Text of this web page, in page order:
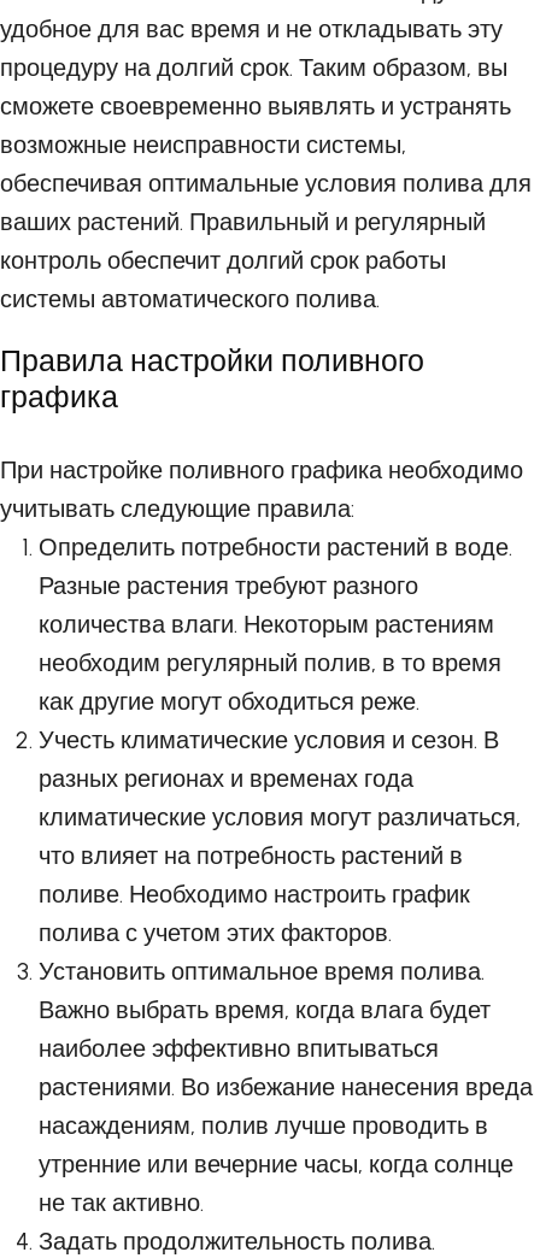
удобное для вас время и не откладывать эту
процедуру на долгий срок. Таким образом, вы
сможете своевременно выявлять и устранять
возможные неисправности системы,
обеспечивая оптимальные условия полива для
ваших растений. Правильный и регулярный
контроль обеспечит долгий срок работы
системы автоматического полива.
Правила настройки поливного
графика
При настройке поливного графика необходимо
учитывать следующие правила:
Определить потребности растений в воде.
Разные растения требуют разного
количества влаги. Некоторым растениям
необходим регулярный полив, в то время
как другие могут обходиться реже.
Учесть климатические условия и сезон. В
разных регионах и временах года
климатические условия могут различаться,
что влияет на потребность растений в
поливе. Необходимо настроить график
полива с учетом этих факторов.
Установить оптимальное время полива.
Важно выбрать время, когда влага будет
наиболее эффективно впитываться
растениями. Во избежание нанесения вреда
насаждениям, полив лучше проводить в
утренние или вечерние часы, когда солнце
не так активно.
Задать продолжительность полива.